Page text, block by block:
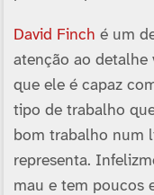
David Finch é um
atenção ao detalhe
que ele é capaz
tipo de trabalho
bom trabalho num
representa.
mau e tem poucos